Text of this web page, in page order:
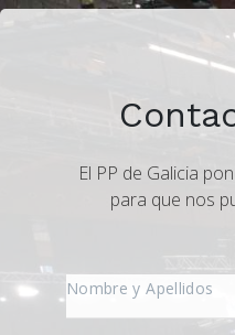
El PP de Galicia
para que nos